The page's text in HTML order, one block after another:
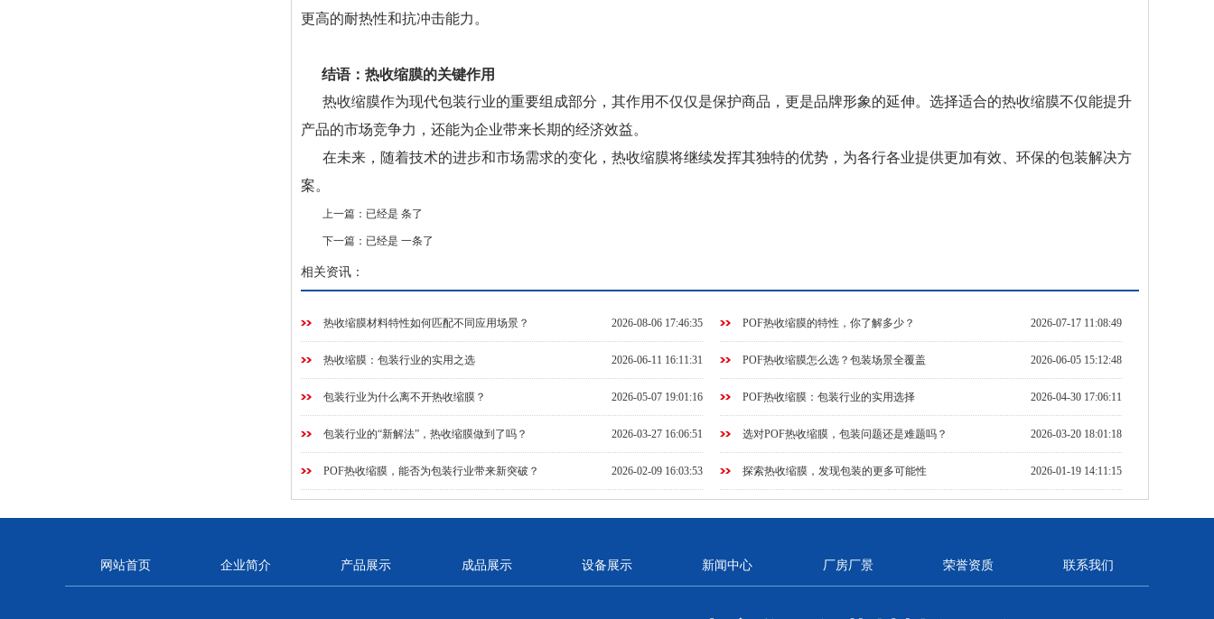
更高的耐热性和抗冲击能力。
结语：热收缩膜的关键作用
热收缩膜作为现代包装行业的重要组成部分，其作用不仅仅是保护商品，更是品牌形象的延伸。选择适合的热收缩膜不仅能提升
产品的市场竞争力，还能为企业带来长期的经济效益。
在未来，随着技术的进步和市场需求的变化，热收缩膜将继续发挥其独特的优势，为各行各业提供更加有效、环保的包装解决方
案。
上一篇：已经是 条了
下一篇：已经是 一条了
相关资讯：
2026-08-06 17:46:35
热收缩膜材料特性如何匹配不同应用场景？ 2026-07-17 11:08:49
POF热收缩膜的特性，你了解多少？
2026-06-11 16:11:31
热收缩膜：包装行业的实用之选 2026-06-05 15:12:48
POF热收缩膜怎么选？包装场景全覆盖
2026-05-07 19:01:16
包装行业为什么离不开热收缩膜？ 2026-04-30 17:06:11
POF热收缩膜：包装行业的实用选择
2026-03-27 16:06:51
包装行业的“新解法”，热收缩膜做到了吗？ 2026-03-20 18:01:18
选对POF热收缩膜，包装问题还是难题吗？
2026-02-09 16:03:53
POF热收缩膜，能否为包装行业带来新突破？ 2026-01-19 14:11:15
探索热收缩膜，发现包装的更多可能性
网站首页 企业简介 产品展示 成品展示 设备展示 新闻中心 厂房厂景 荣誉资质 联系我们